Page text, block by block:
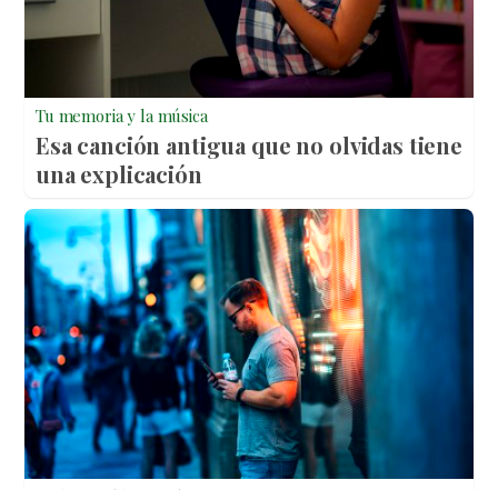
Tu memoria y la música
Esa canción antigua que no olvidas tiene
una explicación